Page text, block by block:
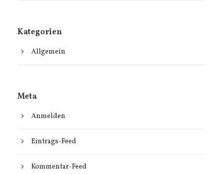
Kategorien
Allgemein
Meta
Anmelden
Eintrags-Feed
Kommentar-Feed